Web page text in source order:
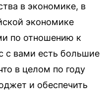
в экономике, в
экономике
по отношению к
с вами есть большие
в целом по году
и обеспечить